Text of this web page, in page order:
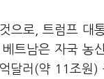
으로, 트럼프 대
트남은 자국 농
달러(약 11조원